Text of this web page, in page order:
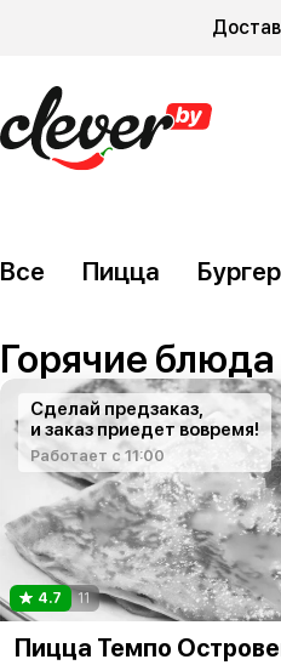
Все Пицца
Горячие
Сделай предзаказ,
и заказ приедет вовремя!
Работает с 11:00
4.7 11
Пицца Темпо